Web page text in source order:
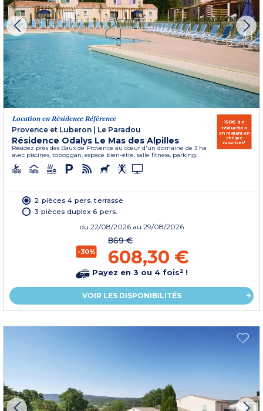
Location en Résidence Référence
Provence et Luberon | Le Paradou
Résidence Odalys Le Mas des Alpilles
Résidez près des Baux de Provence au cœur d'un domaine de 3 ha
avec piscines, toboggan, espace bien-être, salle fitness, parking.
150€ de
réduction
en réglant en
chèque
vacances*
2 pièces 4 pers. terrasse
3 pièces duplex 6 pers.
du 22/08/2026 au 29/08/2026
-30%
869 €
608,30 €
Payez en 3 ou 4 fois² !
VOIR LES DISPONIBILITÉS